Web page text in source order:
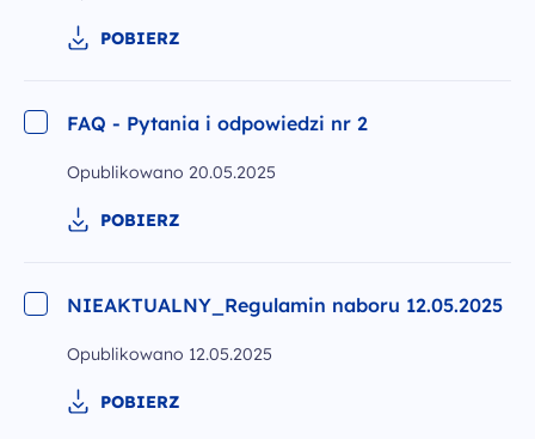
POBIERZ
FAQ - Pytania i odpowiedzi nr 2
Opublikowano 20.05.2025
POBIERZ
NIEAKTUALNY_Regulamin naboru 12.05.2025
Opublikowano 12.05.2025
POBIERZ